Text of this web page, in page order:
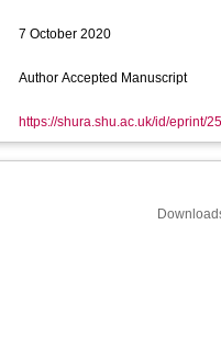
7 October 2020
Author Accepted Manuscript
https://shura.shu.ac.uk/id/eprint/